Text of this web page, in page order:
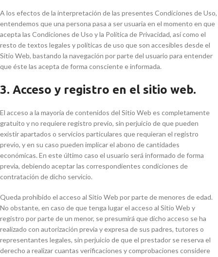
A los efectos de la interpretación de las presentes Condiciones de Uso,
entendemos que una persona pasa a ser usuaria en el momento en que
acepta las Condiciones de Uso y la Política de Privacidad, así como el
resto de textos legales y políticas de uso que son accesibles desde el
Sitio Web, bastando la navegación por parte del usuario para entender
que éste las acepta de forma consciente e informada.
3. Acceso y registro en el sitio web.
El acceso a la mayoría de contenidos del Sitio Web es completamente
gratuito y no requiere registro previo, sin perjuicio de que pueden
existir apartados o servicios particulares que requieran el registro
previo, y en su caso pueden implicar el abono de cantidades
económicas. En este último caso el usuario será informado de forma
previa, debiendo aceptar las correspondientes condiciones de
contratación de dicho servicio.
Queda prohibido el acceso al Sitio Web por parte de menores de edad.
No obstante, en caso de que tenga lugar el acceso al Sitio Web y
registro por parte de un menor, se presumirá que dicho acceso se ha
realizado con autorización previa y expresa de sus padres, tutores o
representantes legales, sin perjuicio de que el prestador se reserva el
derecho a realizar cuantas verificaciones y comprobaciones considere